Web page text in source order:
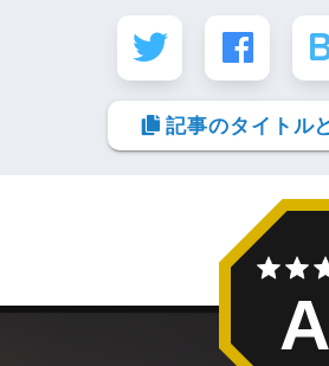
記事のタイトル